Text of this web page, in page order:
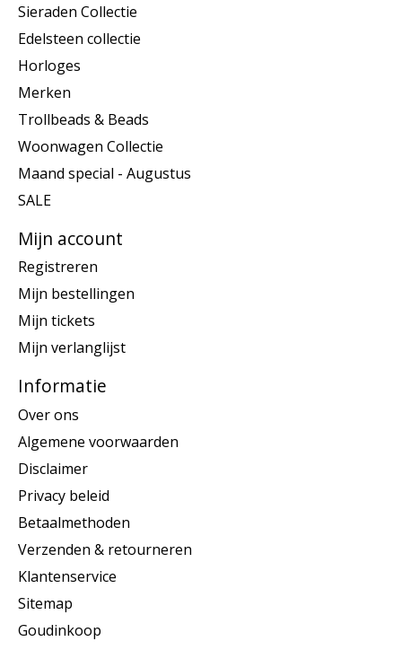
Sieraden Collectie
Edelsteen collectie
Horloges
Merken
Trollbeads & Beads
Woonwagen Collectie
Maand special - Augustus
SALE
Mijn account
Registreren
Mijn bestellingen
Mijn tickets
Mijn verlanglijst
Informatie
Over ons
Algemene voorwaarden
Disclaimer
Privacy beleid
Betaalmethoden
Verzenden & retourneren
Klantenservice
Sitemap
Goudinkoop